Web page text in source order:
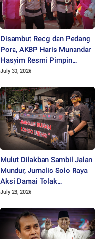
Disambut Reog dan Pedang
Pora, AKBP Haris Munandar
Hasyim Resmi Pimpin
Polres Wonogiri
July 30, 2026
Mulut Dilakban Sambil Jalan
Mundur, Jurnalis Solo Raya
Aksi Damai Tolak
Stigmatisasi "Londo Ireng"
July 28, 2026